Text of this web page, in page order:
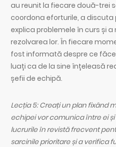
au reunit la fiecare două-trei
coordona eforturile, a discuta
explica problemele în curs și
rezolvarea lor. În fiecare
fost informată despre ce
luați ca de la sine înțeleasă
șefii de echipă.
Lecția 5: Creați un plan fixând
echipei vor comunica între ei
lucrurile în revistă frecvent
sarcinile prioritare și a verifica